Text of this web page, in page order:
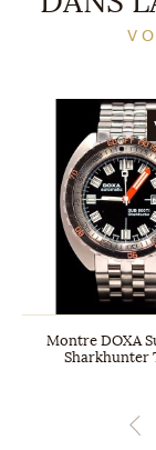
Montre DOXA
Sharkhunter